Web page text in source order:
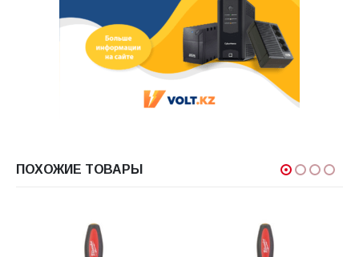
ПОХОЖИЕ ТОВАРЫ